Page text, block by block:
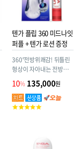
텐가 플립 360 미드나잇
퍼플 + 텐가 로션 증정
360°전방위쾌감! 뒤틀린
형상이 자아내는 전방위
자극 대담할 정도로 비틀
린 본체로 한층 진화한 조
작감! 기존 FLIP 시리즈의
상식을 뛰어넘어 극단적
10% 135,000원
고